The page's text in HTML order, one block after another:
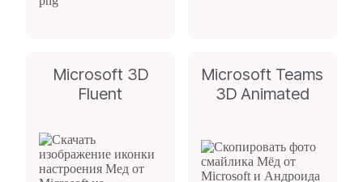
Microsoft 3D
Fluent
Microsoft Teams
3D Animated